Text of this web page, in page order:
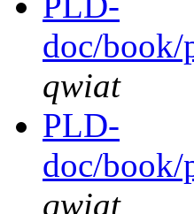
doc/
qwiat
PLD-
doc/book/
qwiat